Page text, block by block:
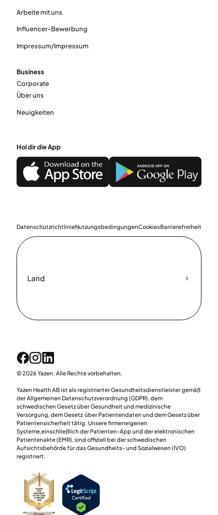
Arbeite mit uns
Influencer-Bewerbung
Impressum/Impressum
Business
Corporate
Über uns
Neuigkeiten
Hol dir die App
DatenschutzrichtlinieNutzungsbedingungenCookiesBarrierefreiheit
Land
© 2026 Yazen. Alle Rechte vorbehalten.
Yazen Health AB ist als registrierter Gesundheitsdienstleister gemäß
der Allgemeinen Datenschutzverordnung (GDPR), dem
schwedischen Gesetz über Gesundheit und medizinische
Versorgung, dem Gesetz über Patientendaten und dem Gesetz über
Patientensicherheit tätig. Unsere firmeneigenen
Systeme,einschließlich der Patienten-App und der elektronischen
Patientenakte (EMR), sind offiziell bei der schwedischen
Aufsichtsbehörde für das Gesundheits- und Sozialwesen (IVO)
registriert.